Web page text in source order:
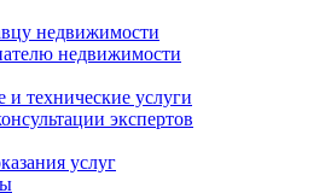
недвижимости
недвижимости
технические услуги
экспертов
услуг